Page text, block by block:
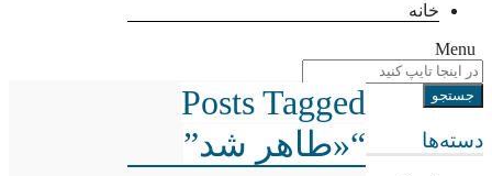
خانه
Menu
دسته‌ها
Posts Tagged
“«طاهر شد”